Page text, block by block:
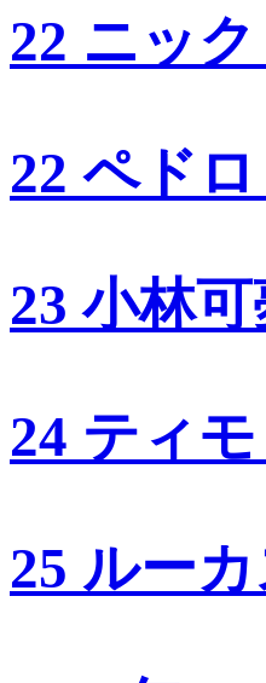
22 ニッ
22 ペド
23 小林
24 ティ
25 ルー